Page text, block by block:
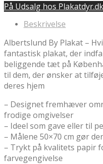
pris
kr.149.00.
pris
kr.126.65.
På Udsalg hos Plakatdyr.dk
Beskrivelse
Albertslund By Plakat –
fantastisk plakat, der
beliggende tæt på
til dem, der ønsker at
deres hjem
– Designet fremhæver
frodige omgivelser
– Ideel som gave eller til
– Målene 50×70 cm gør
– Trykt på kvalitets papir
farvegengivelse